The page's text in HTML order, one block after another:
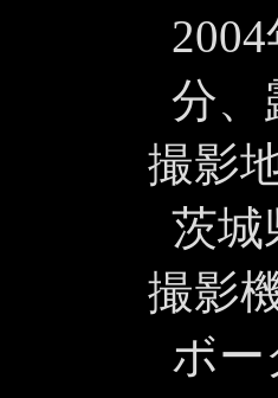
分、
撮影
茨城
撮影
ボー